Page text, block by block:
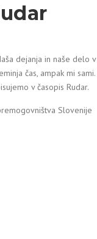
dejanja in naše delo v
čas, ampak mi sami.
v časopis Rudar.
Slovenije